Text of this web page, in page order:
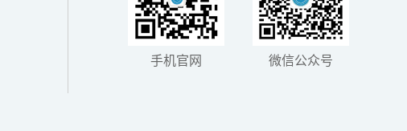
手机官网 微信公众号